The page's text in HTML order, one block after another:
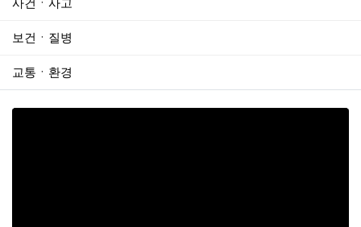
보건ㆍ질병
교통ㆍ환경